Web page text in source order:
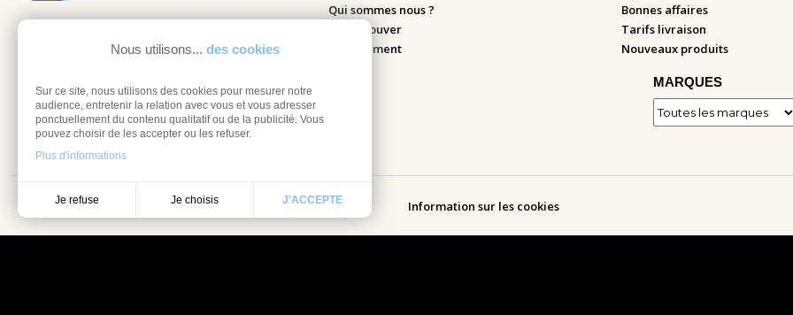
Nous utilisons... des cookies
Sur ce site, nous utilisons des cookies pour mesurer notre
audience, entretenir la relation avec vous et vous adresser
ponctuellement du contenu qualitatif ou de la publicité. Vous
pouvez choisir de les accepter ou les refuser.
Plus d'informations
Je refuse Je choisis J'ACCEPTE
Qui sommes nous ?
Nous trouver
Recrutement
Bonnes affaires
Tarifs livraison
Nouveaux produits
MARQUES
Mentions légales Information sur les cookies